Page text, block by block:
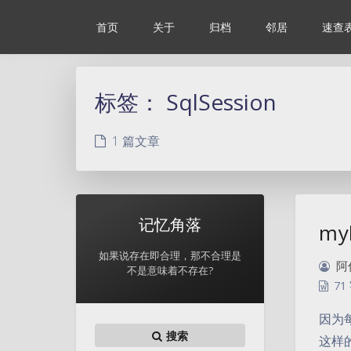
首页 关于 归档 邻居 速查
标签： SqlSession
1 篇文章
记忆角落
如果说存在即合理，那不合理是
不是意味着不存在?
搜索
阿
71
因为
这样